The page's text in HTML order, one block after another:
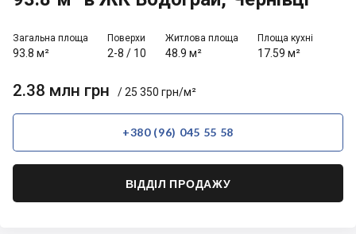
Загальна площа
93.8 м²
Поверхи
2-8 / 10
Житлова площа
48.9 м²
Площа кухні
17.59 м²
2.38 млн грн / 25 350 грн/м²
+380 (96) 045 55 58
ВІДДІЛ ПРОДАЖУ